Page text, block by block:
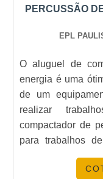
Veja mais:
PERCUSSÃO
EPL
O aluguel de
energia é uma
de um
realizar
compactador de
para trabalhos
difíceis, pois
de alta energia